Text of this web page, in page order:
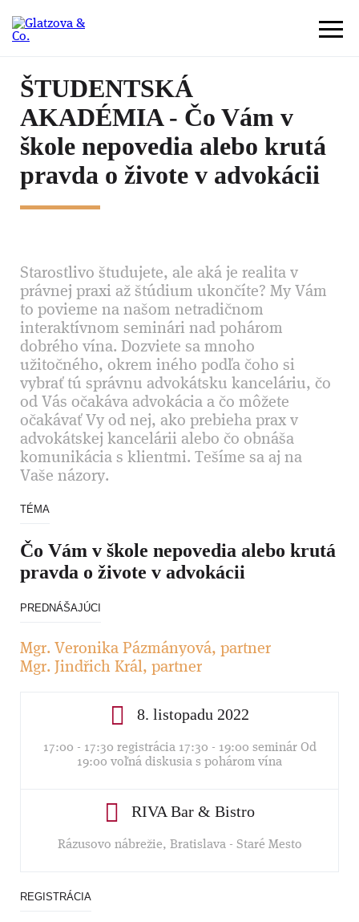
ŠTUDENTSKÁ
AKADÉMIA - Čo Vám v
škole nepovedia alebo krutá
pravda o živote v advokácii
Starostlivo študujete, ale aká je realita v
právnej praxi až štúdium ukončíte? My Vám
to povieme na našom netradičnom
interaktívnom seminári nad pohárom
dobrého vína. Dozviete sa mnoho
užitočného, okrem iného podľa čoho si
vybrať tú správnu advokátsku kanceláriu, čo
od Vás očakáva advokácia a čo môžete
očakávať Vy od nej, ako prebieha prax v
advokátskej kancelárii alebo čo obnáša
komunikácia s klientmi. Tešíme sa aj na
Vaše názory.
TÉMA
Čo Vám v škole nepovedia alebo krutá
pravda o živote v advokácii
PREDNÁŠAJÚCI
Mgr. Veronika Pázmányová, partner
Mgr. Jindřich Král, partner
8. listopadu 2022
17:00 - 17:30 registrácia 17:30 - 19:00 seminár Od
19:00 voľná diskusia s pohárom vína
RIVA Bar & Bistro
Rázusovo nábrežie, Bratislava - Staré Mesto
REGISTRÁCIA